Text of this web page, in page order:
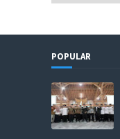
POPULAR